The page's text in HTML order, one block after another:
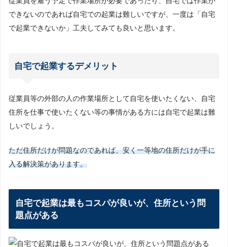
できないのであれば自宅での起業は難しいですが、一度は「自宅
で起業できないか」工夫してみても良いと思います。
自宅で起業するデメリット
従業員等の外部の人の作業場所として自宅を使いたくない、自宅
住所を仕事で使いたくない等の事情がある方には自宅で起業は難
しいでしょう。
ただ住所だけが問題なのであれば、安く一等地の住所だけが手に
入る解決策があります。
自宅で起業は最もコスパが良いが、住所という問
題点がある